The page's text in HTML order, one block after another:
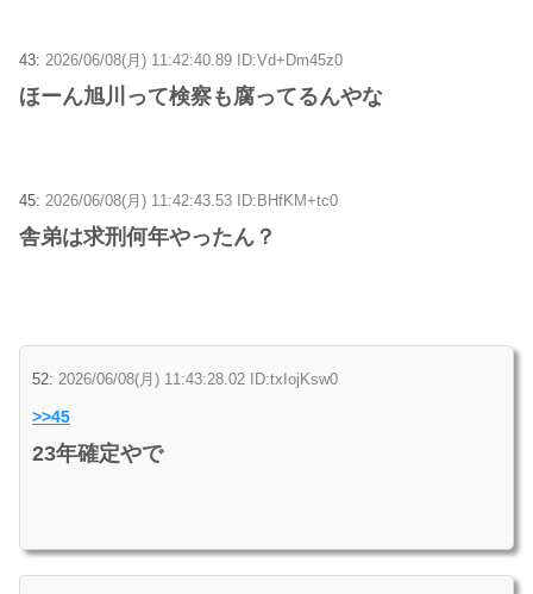
43: 2026/06/08(月) 11:42:40.89 ID:Vd+Dm45z0
ほーん旭川って検察も腐ってるんやな
45: 2026/06/08(月) 11:42:43.53 ID:BHfKM+tc0
舎弟は求刑何年やったん？
52: 2026/06/08(月) 11:43:28.02 ID:txIojKsw0
>>45
23年確定やで